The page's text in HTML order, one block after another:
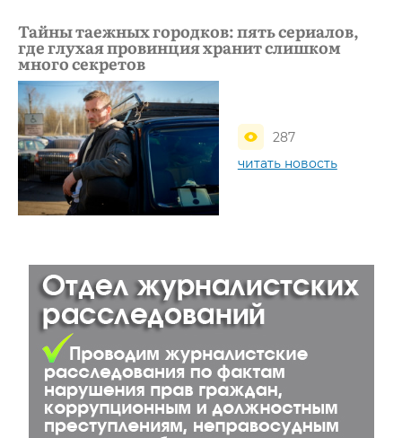
Тайны таежных городков: пять сериалов,
где глухая провинция хранит слишком
много секретов
287
читать новость